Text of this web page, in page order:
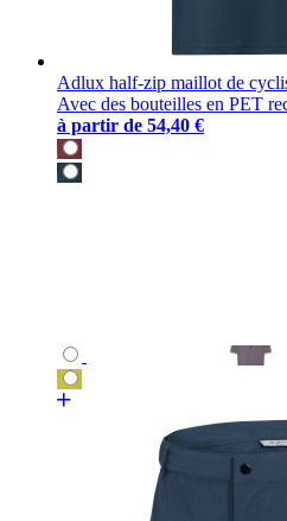
Adlux half-zip maillot de
Avec des bouteilles en PET
à partir de 54,40 €